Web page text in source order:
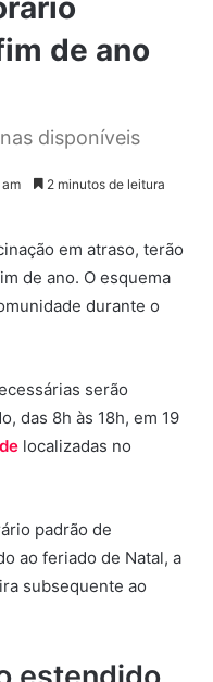
de ano
disponíveis
2 minutos de leitura
em atraso, terão
de ano. O esquema
durante o
serão
das 8h às 18h, em 19
localizadas no
padrão de
ao feriado de Natal, a
subsequente ao